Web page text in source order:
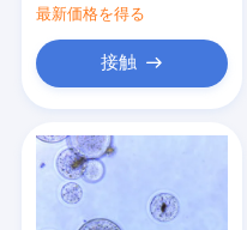
最新価格を得る
接触